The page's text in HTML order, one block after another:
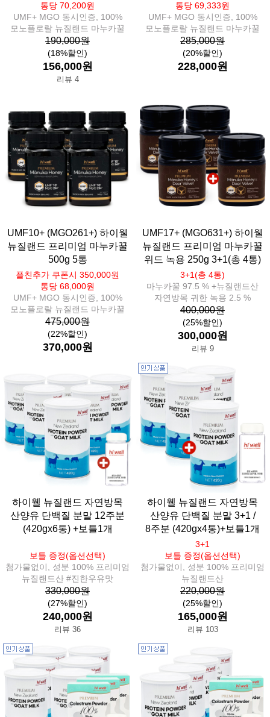
통당 70,200원
UMF+ MGO 동시인증, 100%
모노플로랄 뉴질랜드 마누카꿀
190,000원
(18%할인)
156,000원
리뷰 4
통당 69,333원
UMF+ MGO 동시인증, 100%
모노플로랄 뉴질랜드 마누카꿀
285,000원
(20%할인)
228,000원
UMF10+ (MGO261+) 하이웰
뉴질랜드 프리미엄 마누카꿀
500g 5통
플친추가 쿠폰시 350,000원
통당 68,000원
UMF+ MGO 동시인증, 100%
모노플로랄 뉴질랜드 마누카꿀
475,000원
(22%할인)
370,000원
UMF17+ (MGO631+) 하이웰
뉴질랜드 프리미엄 마누카꿀
위드 녹용 250g 3+1(총 4통)
3+1(총 4통)
마누카꿀 97.5 % +뉴질랜드산
자연방목 귀한 녹용 2.5 %
400,000원
(25%할인)
300,000원
리뷰 9
하이웰 뉴질랜드 자연방목
산양유 단백질 분말 12주분
(420gx6통) +보틀1개
보틀 증정(옵션선택)
첨가물없이, 성분 100% 프리미엄
뉴질랜드산 #진한우유맛
330,000원
(27%할인)
240,000원
리뷰 36
하이웰 뉴질랜드 자연방목
산양유 단백질 분말 3+1 /
8주분 (420gx4통)+보틀1개
3+1
보틀 증정(옵션선택)
첨가물없이, 성분 100% 프리미엄
뉴질랜드산
220,000원
(25%할인)
165,000원
리뷰 103